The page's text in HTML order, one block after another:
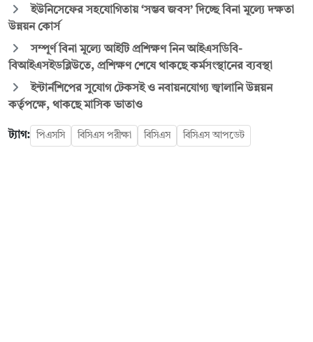
ইউনিসেফের সহযোগিতায় ‘সম্ভব জবস’ দিচ্ছে বিনা মূল্যে দক্ষতা
উন্নয়ন কোর্স
সম্পূর্ণ বিনা মূল্যে আইটি প্রশিক্ষণ নিন আইএসডিবি-
বিআইএসইডব্লিউতে, প্রশিক্ষণ শেষে থাকছে কর্মসংস্থানের ব্যবস্থা
ইন্টার্নশিপের সুযোগ টেকসই ও নবায়নযোগ্য জ্বালানি উন্নয়ন
কর্তৃপক্ষে, থাকছে মাসিক ভাতাও
ট্যাগ: পিএসসি বিসিএস পরীক্ষা বিসিএস বিসিএস আপডেট